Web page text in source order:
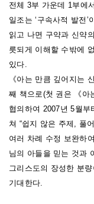
전체 3부 가운데 1부에
일조는 ‘구속사적 발전
읽고 나면 구약과 신약
릇되게 이해할 수밖에
있다.
《아는 만큼 깊어지는
째 책으로(첫 권은 《아
협의하여 2007년 5월
쳐 “쉽지 않은 주제, 풀
여러 차례 수정 보완하
님의 아들을 믿는 것과
그리스도의 장성한 분
기대한다.